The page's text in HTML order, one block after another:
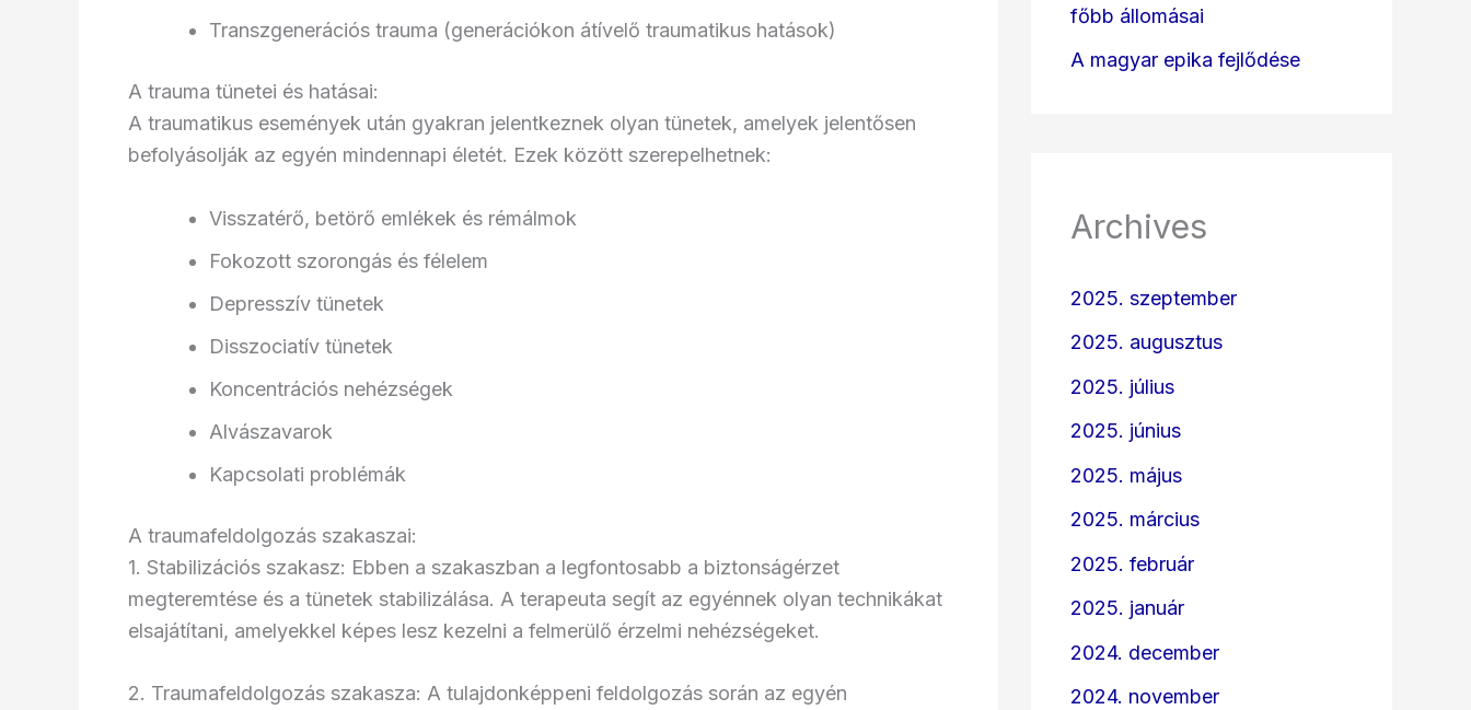
Transzgenerációs trauma (generációkon átívelő traumatikus hatások)
A trauma tünetei és hatásai:
A traumatikus események után gyakran jelentkeznek olyan tünetek, amelyek jelentősen
befolyásolják az egyén mindennapi életét. Ezek között szerepelhetnek:
Visszatérő, betörő emlékek és rémálmok
Fokozott szorongás és félelem
Depresszív tünetek
Disszociatív tünetek
Koncentrációs nehézségek
Alvászavarok
Kapcsolati problémák
A traumafeldolgozás szakaszai:
1. Stabilizációs szakasz: Ebben a szakaszban a legfontosabb a biztonságérzet
megteremtése és a tünetek stabilizálása. A terapeuta segít az egyénnek olyan technikákat
elsajátítani, amelyekkel képes lesz kezelni a felmerülő érzelmi nehézségeket.
2. Traumafeldolgozás szakasza: A tulajdonképpeni feldolgozás során az egyén
főbb állomásai
A magyar epika fejlődése
Archives
2025. szeptember
2025. augusztus
2025. július
2025. június
2025. május
2025. március
2025. február
2025. január
2024. december
2024. november